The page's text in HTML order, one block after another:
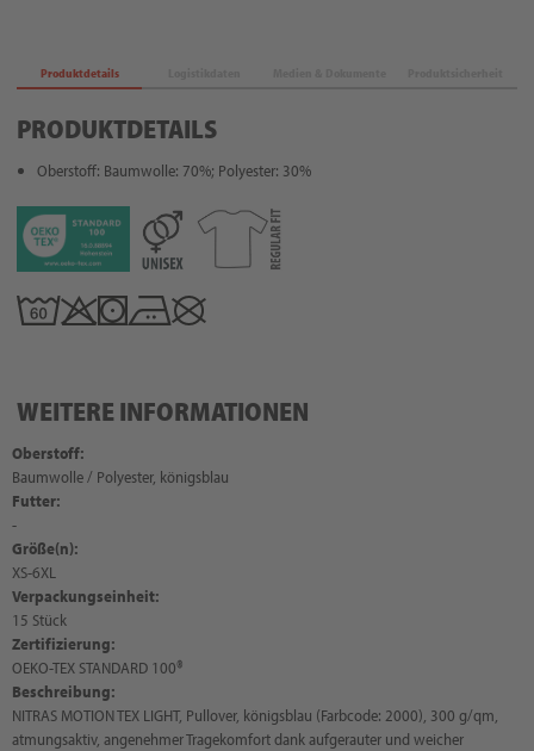
Produktdetails
PRODUKTDETAILS
Oberstoff: Baumwolle: 70%; Polyester: 30%
WEITERE INFORMATIONEN
Oberstoff:
Baumwolle / Polyester, königsblau
Futter:
-
Größe(n):
XS-6XL
Verpackungseinheit:
15 Stück
Zertifizierung:
OEKO-TEX STANDARD 100®
Beschreibung:
NITRAS MOTION TEX LIGHT, Pullover, königsblau (Farbcode: 2000), 300 g/qm,
atmungsaktiv, angenehmer Tragekomfort dank aufgerauter und weicher